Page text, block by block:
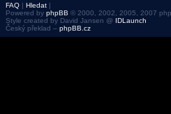
FAQ | Hledat |
Powered by phpBB © 2000, 2002, 2005, 2007
Style created by David Jansen @ IDLaunch
Český překlad – phpBB.cz